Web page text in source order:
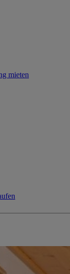
mieten